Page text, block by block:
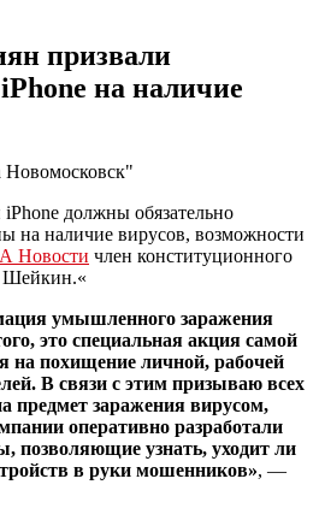
призвали
на наличие
Новомосковск"
iPhone должны обязательно
на наличие вирусов, возможности
Новости член конституционного
Шейкин.«
умышленного заражения
это специальная акция самой
на похищение личной, рабочей
В связи с этим призываю всех
предмет заражения вирусом,
оперативно разработали
позволяющие узнать, уходит ли
в руки мошенников», —